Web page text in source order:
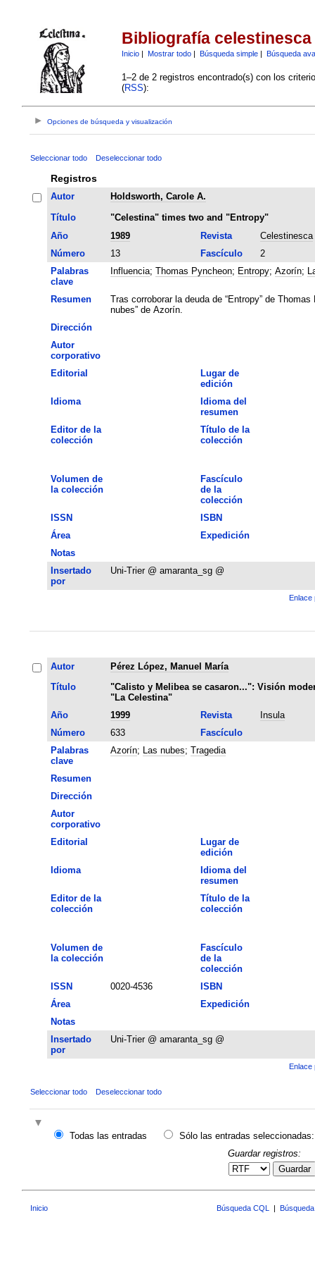
Bibliografía celestinesca
Inicio| Mostrar todo| Búsqueda simple| Búsqueda
1–2 de 2 registros encontrado(s) con los
(RSS):
Opciones de búsqueda y visualización
Seleccionar todo Deseleccionar todo
Registros
Autor
Holdsworth, Carole A.
Título
"Celestina" times two and "Entropy"
Año
1989 Revista
Celestinesca
Número
13 Fascículo
2
Palabras
clave
Influencia; Thomas Pyncheon; Entropy; Azorín;
Resumen
Tras corroborar la deuda de “Entropy” de
nubes” de Azorín.
Dirección
Autor
corporativo
Editorial
Lugar de
edición
Idioma
Idioma del
resumen
Editor de la
colección
Título de la
colección
Volumen de
la colección
Fascículo
de la
colección
ISSN
ISBN
Área
Expedición
Notas
Insertado
por
Uni-Trier @ amaranta_sg @
Enlace
Autor
Pérez López, Manuel María
Título
"Calisto y Melibea se casaron...": Visión
"La Celestina"
Año
1999 Revista
Insula
Número
633
Fascículo
Palabras
clave
Azorín; Las nubes; Tragedia
Resumen
Dirección
Autor
corporativo
Editorial
Lugar de
edición
Idioma
Idioma del
resumen
Editor de la
colección
Título de la
colección
Volumen de
la colección
Fascículo
de la
colección
ISSN
0020-4536
ISBN
Área
Expedición
Notas
Insertado
por
Uni-Trier @ amaranta_sg @
Enlace
Seleccionar todo Deseleccionar todo
Todas las entradas
Sólo las entradas seleccionadas:
Guardar registros:
Guardar
Inicio Búsqueda CQL